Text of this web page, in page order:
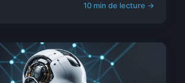
10 min de lecture →